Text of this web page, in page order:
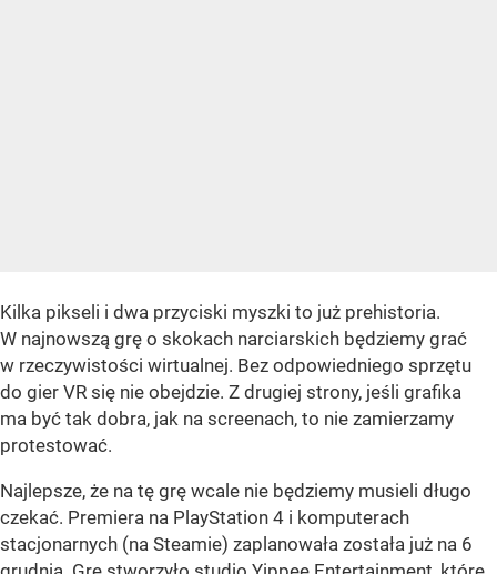
Kilka pikseli i dwa przyciski myszki to już prehistoria.
W najnowszą grę o skokach narciarskich będziemy grać
w rzeczywistości wirtualnej. Bez odpowiedniego sprzętu
do gier VR się nie obejdzie. Z drugiej strony, jeśli grafika
ma być tak dobra, jak na screenach, to nie zamierzamy
protestować.
Najlepsze, że na tę grę wcale nie będziemy musieli długo
czekać. Premiera na PlayStation 4 i komputerach
stacjonarnych (na Steamie) zaplanowała została już na 6